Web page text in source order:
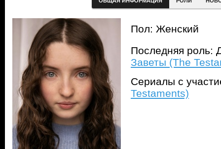
Пол: Женский
Последняя роль:
Заветы (The
Сериалы с
Testaments)